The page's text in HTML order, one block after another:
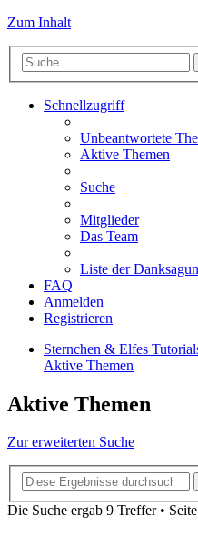
Zum Inhalt
Schnellzugriff
Unbeantwortete
Aktive Themen
Suche
Mitglieder
Das Team
Liste der
FAQ
Anmelden
Registrieren
Sternchen & Elfes
Aktive Themen
Aktive Themen
Zur erweiterten Suche
Die Suche ergab 9 Treffer • Seite